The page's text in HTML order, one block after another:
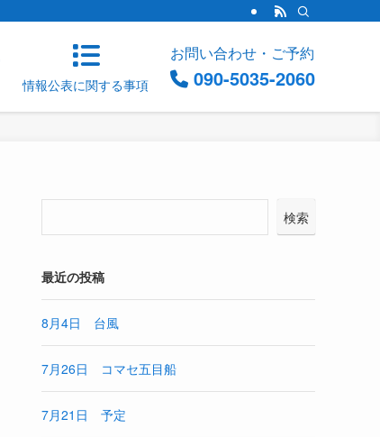
情報公表に関する事項
お問い合わせ・ご予約
090-5035-2060
検索
最近の投稿
8月4日 台風
7月26日 コマセ五目船
7月21日 予定